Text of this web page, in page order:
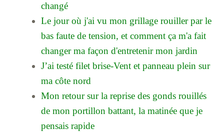
changé
Le jour où j'ai vu mon grillage rouiller par le
bas faute de tension, et comment ça m'a fait
changer ma façon d'entretenir mon jardin
J’ai testé filet brise-Vent et panneau plein sur
ma côte nord
Mon retour sur la reprise des gonds rouillés
de mon portillon battant, la matinée que je
pensais rapide